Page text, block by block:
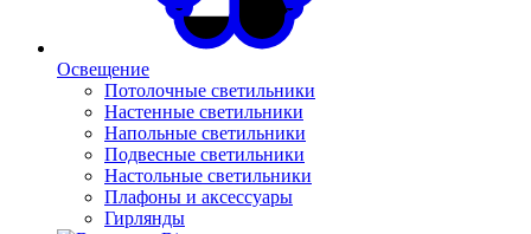
Освещение
Потолочные светильники
Настенные светильники
Напольные светильники
Подвесные светильники
Настольные светильники
Плафоны и аксессуары
Гирлянды